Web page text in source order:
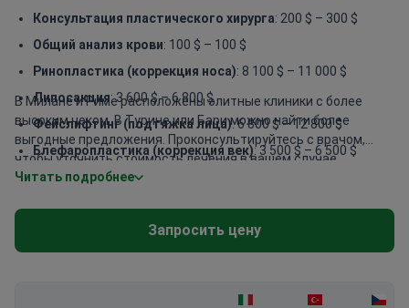
Консультация пластического хирурга: 200 $ – 300 $
Общий анализ крови: 100 $ – 100 $
Ринопластика (коррекция носа): 8 100 $ – 11 000 $
Липосакция: 3 600 $ – 6 800 $
Фейслифтинг (подтяжка лица): 6 800 $ – 12 800 $
Блефаропластика (коррекция век): 3 500 $ – 6 500 $
Абдоминопластика (подтяжка живота)
Отопластика (коррекция ушей)
В Милане и Риме расположены элитные клиники с более
высоким чеком. В Турине или Бари можно найти более
выгодные предложения. Проконсультируйтесь с врачом,
чтобы уточнить стоимость лечения в вашем случае.
Читать подробнее
Запросить цену